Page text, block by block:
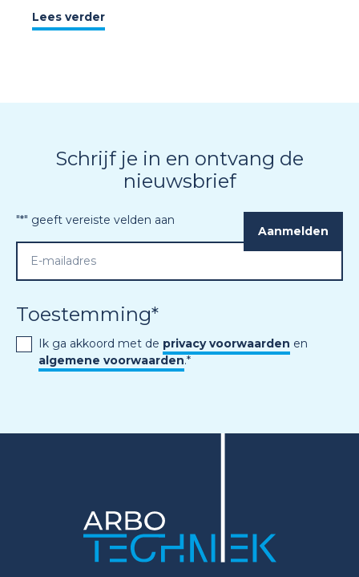
Lees verder
Schrijf je in en ontvang de
nieuwsbrief
"*" geeft vereiste velden aan
Toestemming*
Ik ga akkoord met de privacy voorwaarden en
algemene voorwaarden.*